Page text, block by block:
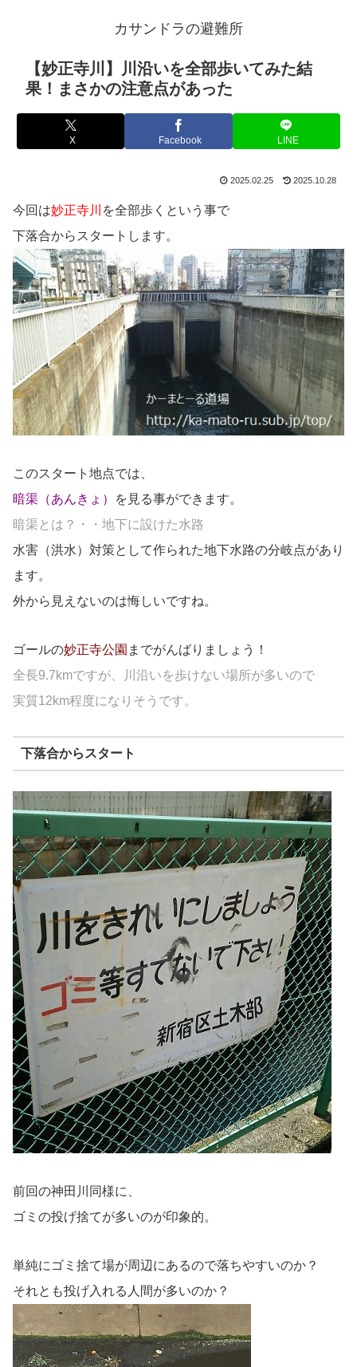
カサンドラの避難所
【妙正寺川】川沿いを全部歩いてみた結
果！まさかの注意点があった
X Facebook LINE
2025.02.25 2025.10.28
今回は妙正寺川
を全部歩くという事で
下落合からスタートします。
このスタート地点では、
暗渠（あんきょ）
を見る事ができます。
暗渠とは？・・地下に設けた水路
水害（洪水）対策として作られた地下水路の分岐点があり
ます。
外から見えないのは悔しいですね。
ゴールの妙正寺公園 までがんばりましょう！
全長9.7kmですが、川沿いを歩けない場所が多いので
実質12km程度になりそうです。
下落合からスタート
前回の神田川同様に、
ゴミの投げ捨てが多いのが印象的。
単純にゴミ捨て場が周辺にあるので落ちやすいのか？
それとも投げ入れる人間が多いのか？